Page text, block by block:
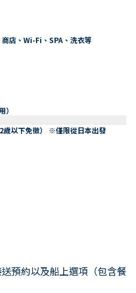
店、Wi-Fi、SPA、洗衣等
歲以下免徵） ※僅限從日本出發
預約以及船上選項（包含餐